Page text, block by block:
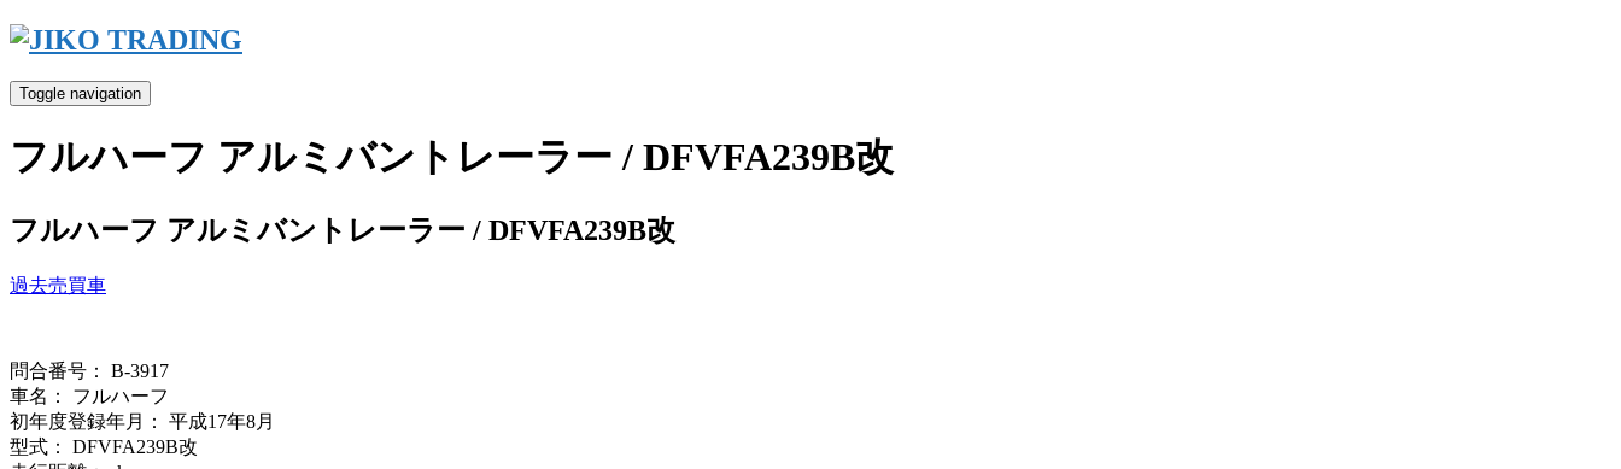
Skip
content
Toggle navigation
フルハーフ アルミバントレーラー / DFVFA239B改
フルハーフ アルミバントレーラー / DFVFA239B改
過去売買車
問合番号： B-3917
車名： フルハーフ
初年度登録年月： 平成17年8月
型式： DFVFA239B改